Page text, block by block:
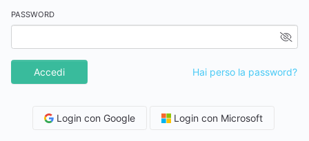
PASSWORD
Accedi Hai perso la password?
Login con Google Login con Microsoft